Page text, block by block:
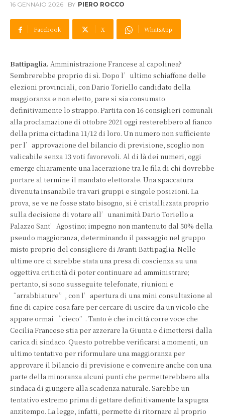
16 GENNAIO 2026 BY PIERO ROCCO
Facebook X WhatsApp
Battipaglia. Amministrazione Francese al capolinea?
Sembrerebbe proprio di sì. Dopo l’ultimo schiaffone delle
elezioni provinciali, con Dario Toriello candidato della
maggioranza e non eletto, pare si sia consumato
definitivamente lo strappo. Partita con 16 consiglieri comunali
alla proclamazione di ottobre 2021 oggi resterebbero al fianco
della prima cittadina 11/12 di loro. Un numero non sufficiente
per l’approvazione del bilancio di previsione, scoglio non
valicabile senza 13 voti favorevoli. Al di là dei numeri, oggi
emerge chiaramente una lacerazione tra le fila di chi dovrebbe
portare al termine il mandato elettorale. Una spaccatura
divenuta insanabile tra vari gruppi e singole posizioni. La
prova, se ve ne fosse stato bisogno, si è cristallizzata proprio
sulla decisione di votare all’unanimità Dario Toriello a
Palazzo Sant’Agostino; impegno non mantenuto dal 50% della
pseudo maggioranza, determinando il passaggio nel gruppo
misto proprio del consigliere di Avanti Battipaglia. Nelle
ultime ore ci sarebbe stata una presa di coscienza su una
oggettiva criticità di poter continuare ad amministrare;
pertanto, si sono susseguite telefonate, riunioni e
“arrabbiature”, con l’apertura di una mini consultazione al
fine di capire cosa fare per cercare di uscire da un vicolo che
appare ormai “cieco”. Tanto è che in città corre voce che
Cecilia Francese stia per azzerare la Giunta e dimettersi dalla
carica di sindaco. Questo potrebbe verificarsi a momenti, un
ultimo tentativo per riformulare una maggioranza per
approvare il bilancio di previsione e convenire anche con una
parte della minoranza alcuni punti che permetterebbero alla
sindaca di giungere alla scadenza naturale. Sarebbe un
tentativo estremo prima di gettare definitivamente la spugna
anzitempo. La legge, infatti, permette di ritornare al proprio